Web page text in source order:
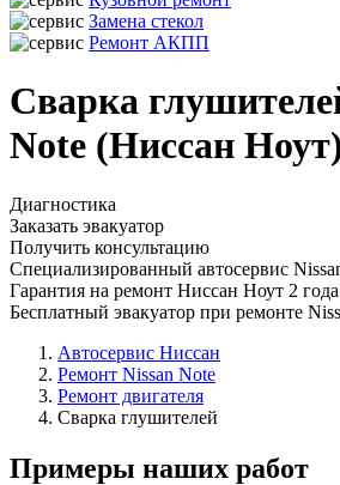
Замена стекол
Ремонт АКПП
Сварка
Note (Ниссан
Диагностика
Заказать эвакуатор
Получить консультацию
Специализированный автосервис
Гарантия на ремонт Ниссан Ноут 2 года
Бесплатный эвакуатор при ремонте
Автосервис Ниссан
Ремонт Nissan Note
Ремонт двигателя
Сварка глушителей
Примеры наших работ